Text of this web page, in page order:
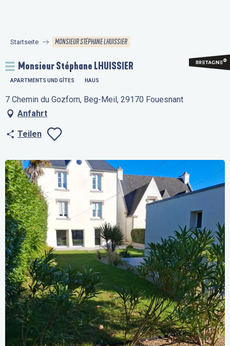
principal
Startseite MONSIEUR STÉPHANE LHUISSIER
Monsieur Stéphane LHUISSIER
APARTMENTS UND GÎTES HAUS
7 Chemin du Gozforn, Beg-Meil, 29170 Fouesnant
Anfahrt
Teilen